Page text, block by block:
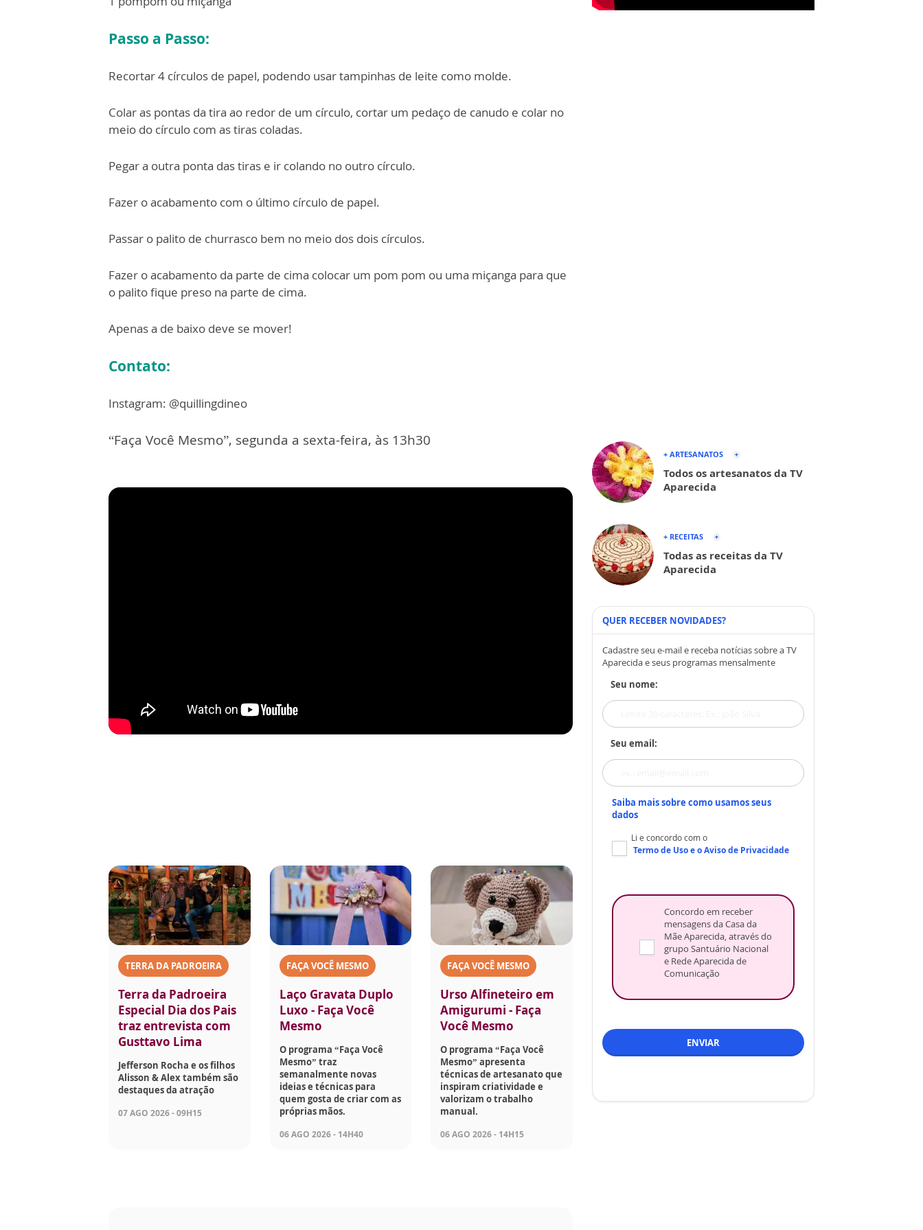
Passo a Passo:
Recortar 4 círculos de papel, podendo usar tampinhas de leite como molde.
Colar as pontas da tira ao redor de um círculo, cortar um pedaço de canudo e colar no
meio do círculo com as tiras coladas.
Pegar a outra ponta das tiras e ir colando no outro círculo.
Fazer o acabamento com o último círculo de papel.
Passar o palito de churrasco bem no meio dos dois círculos.
Fazer o acabamento da parte de cima colocar um pom pom ou uma miçanga para que
o palito fique preso na parte de cima.
Apenas a de baixo deve se mover!
Contato:
Instagram: @quillingdineo
“Faça Você Mesmo”, segunda a sexta-feira, às 13h30
TERRA DA PADROEIRA
Terra da Padroeira
Especial Dia dos Pais
traz entrevista com
Gusttavo Lima
Jefferson Rocha e os filhos
Alisson & Alex também são
destaques da atração
07 AGO 2026 - 09H15
FAÇA VOCÊ MESMO
Laço Gravata Duplo
Luxo - Faça Você
Mesmo
O programa “Faça Você
Mesmo” traz
semanalmente novas
ideias e técnicas para
quem gosta de criar com as
próprias mãos.
06 AGO 2026 - 14H40
FAÇA VOCÊ MESMO
Urso Alfineteiro em
Amigurumi - Faça
Você Mesmo
O programa “Faça Você
Mesmo” apresenta
técnicas de artesanato que
inspiram criatividade e
valorizam o trabalho
manual.
06 AGO 2026 - 14H15
+ ARTESANATOS
Todos os artesanatos da TV
Aparecida
+ RECEITAS
Todas as receitas da TV
Aparecida
QUER RECEBER NOVIDADES?
Cadastre seu e-mail e receba notícias sobre a TV
Aparecida e seus programas mensalmente
Seu nome:
Seu email:
Saiba mais sobre como usamos seus
dados
Li e concordo com o
Termo de Usoe oAviso de Privacidade
Concordo em receber
mensagens da Casa da
Mãe Aparecida, através do
grupo Santuário Nacional
e Rede Aparecida de
Comunicação
ENVIAR